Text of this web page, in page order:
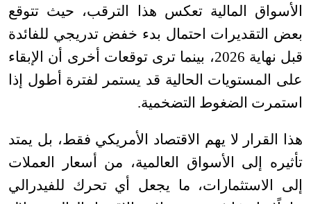
الأسواق المالية تعكس هذا الترقب، حيث تتوقع
بعض التقديرات احتمال بدء خفض تدريجي للفائدة
قبل نهاية 2026، بينما ترى توقعات أخرى أن الإبقاء
على المستويات الحالية قد يستمر لفترة أطول إذا
استمرت الضغوط التضخمية.
هذا القرار لا يهم الاقتصاد الأمريكي فقط، بل يمتد
تأثيره إلى الأسواق العالمية، من أسعار العملات
إلى الاستثمارات، ما يجعل أي تحرك للفيدرالي